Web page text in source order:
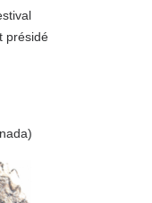
présidé